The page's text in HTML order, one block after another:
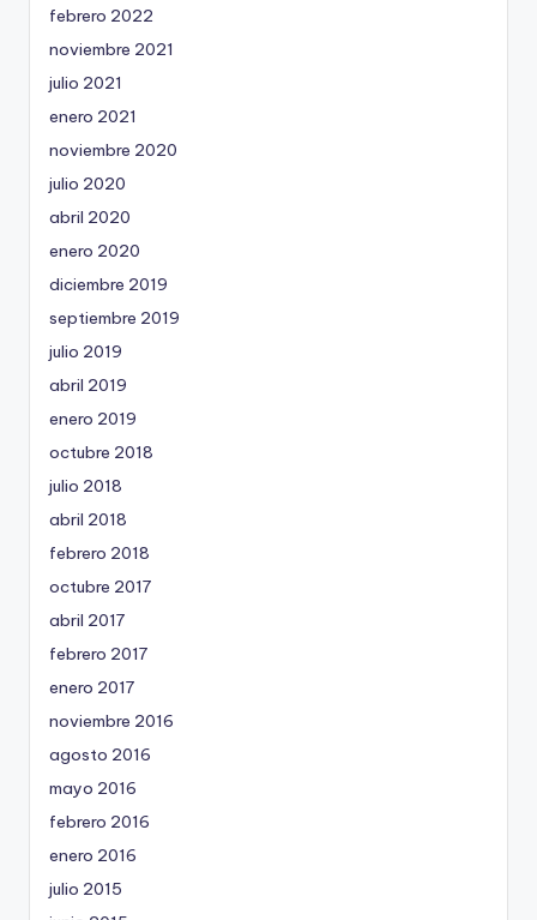
febrero 2022
noviembre 2021
julio 2021
enero 2021
noviembre 2020
julio 2020
abril 2020
enero 2020
diciembre 2019
septiembre 2019
julio 2019
abril 2019
enero 2019
octubre 2018
julio 2018
abril 2018
febrero 2018
octubre 2017
abril 2017
febrero 2017
enero 2017
noviembre 2016
agosto 2016
mayo 2016
febrero 2016
enero 2016
julio 2015